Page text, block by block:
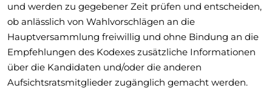
und werden zu gegebener Zeit prüfen und entscheiden,
ob anlässlich von Wahlvorschlägen an die
Hauptversammlung freiwillig und ohne Bindung an die
Empfehlungen des Kodexes zusätzliche Informationen
über die Kandidaten und/oder die anderen
Aufsichtsratsmitglieder zugänglich gemacht werden.